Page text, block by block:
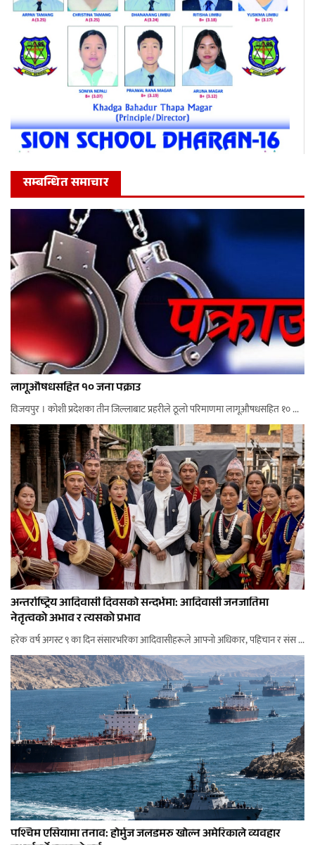
सम्बन्धित समाचार
लागूऔषधसहित १० जना पक्राउ
विजयपुर । कोशी प्रदेशका तीन जिल्लाबाट प्रहरीले ठूलो परिमाणमा लागूऔषधसहित १० ...
अन्तर्राष्ट्रिय आदिवासी दिवसको सन्दर्भमा: आदिवासी जनजातिमा
नेतृत्वको अभाव र त्यसको प्रभाव
हरेक वर्ष अगस्ट ९ का दिन संसारभरिका आदिवासीहरूले आफ्नो अधिकार, पहिचान र संस ...
पश्चिम एसियामा तनाव: होर्मुज जलडमरु खोल्न अमेरिकाले व्यवहार